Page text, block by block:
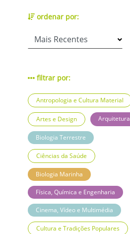
ordenar por:
filtrar por:
Antropologia e Cultura Material
Artes e Design Arquitetura
Biologia Terrestre
Ciências da Saúde
Biologia Marinha
Física, Química e Engenharia
Cinema, Vídeo e Multimédia
Cultura e Tradições Populares